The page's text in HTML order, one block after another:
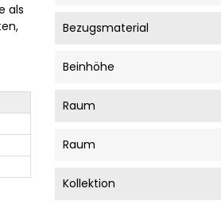
als
Bezugsmaterial
Beinhöhe
Raum
Raum
Kollektion